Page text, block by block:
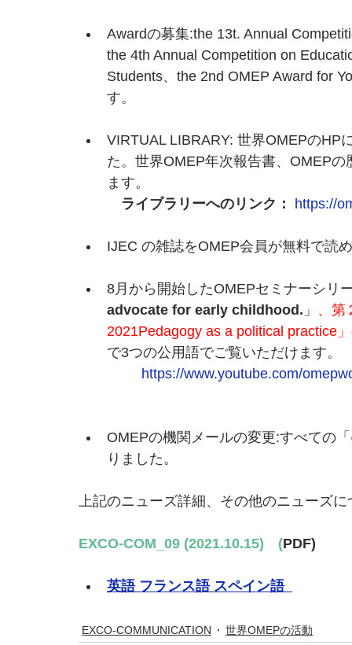
Awardの募集:the 13t. Annual
the 4th Annual Competition on
Students、the 2nd OMEP Award for
す。
VIRTUAL LIBRARY: 世界OMEPのHP
た。世界OMEP年次報告書、OMEP
ます。
ライブラリーへのリンク：
https://
IJEC の雑誌をOMEP会員が無料で読
8月から開始したOMEPセミナーシリ
advocate for early childhood. 」 、第
2021Pedagogy as a political practice
で3つの公用語でご覧いただけます。
https://www.youtube.com/
OMEPの機関メールの変更:すべての
りました。
上記のニューズ詳細、その他のニューズ
EXCO-COM_09 (2021.10.15)　(PDF)
英語 フランス語 スペイン語
EXCO-COMMUNICATION 世界OMEPの活動